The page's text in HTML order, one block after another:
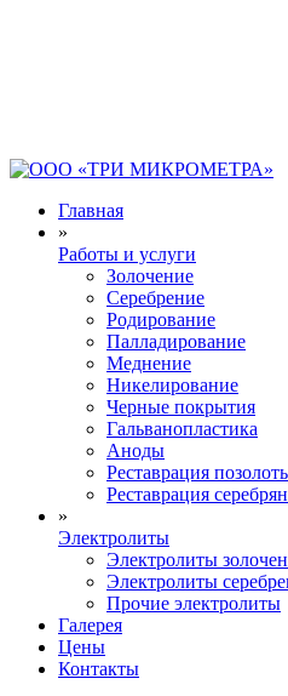
Главная
»
Работы и услуги
Золочение
Серебрение
Родирование
Палладирование
Меднение
Никелирование
Черные покрытия
Гальванопластика
Аноды
Реставрация
Реставрация
»
Электролиты
Электролиты
Электролиты
Прочие электролиты
Галерея
Цены
Контакты